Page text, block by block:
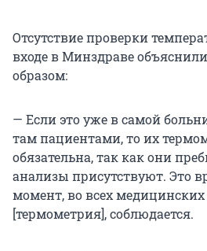
Отсутствие проверки
входе в Минздраве
образом:
— Если это уже в самой
там пациентами, то их
обязательна, так как они
анализы присутствуют. Это
момент, во всех
[термометрия], соблюдается.